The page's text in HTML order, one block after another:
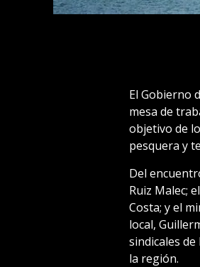
El Gobierno
mesa de
objetivo de
pesquera y
Del
Ruiz Malec;
Costa; y el
local,
sindicales
la región.